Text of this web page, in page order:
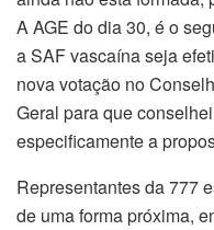
A AGE do dia 30, é o
a SAF vascaína seja
nova votação no
Geral para que
especificamente a
Representantes da 777
de uma forma próxima,